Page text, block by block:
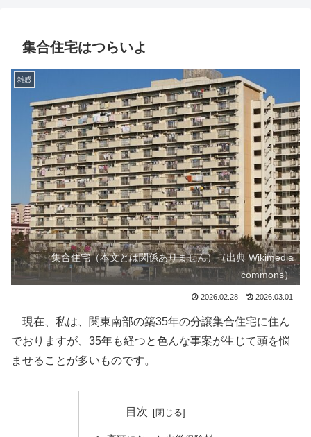
集合住宅はつらいよ
雑感
集合住宅（本文とは関係ありません）（出典 Wikimedia
commons）
2026.02.28 2026.03.01
現在、私は、関東南部の築35年の分譲集合住宅に住ん
でおりますが、35年も経つと色んな事案が生じて頭を悩
ませることが多いものです。
目次